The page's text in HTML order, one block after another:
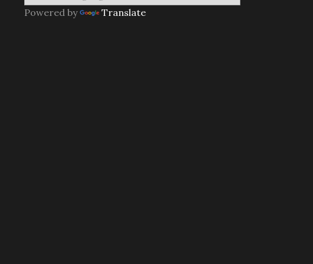
Powered by Translate